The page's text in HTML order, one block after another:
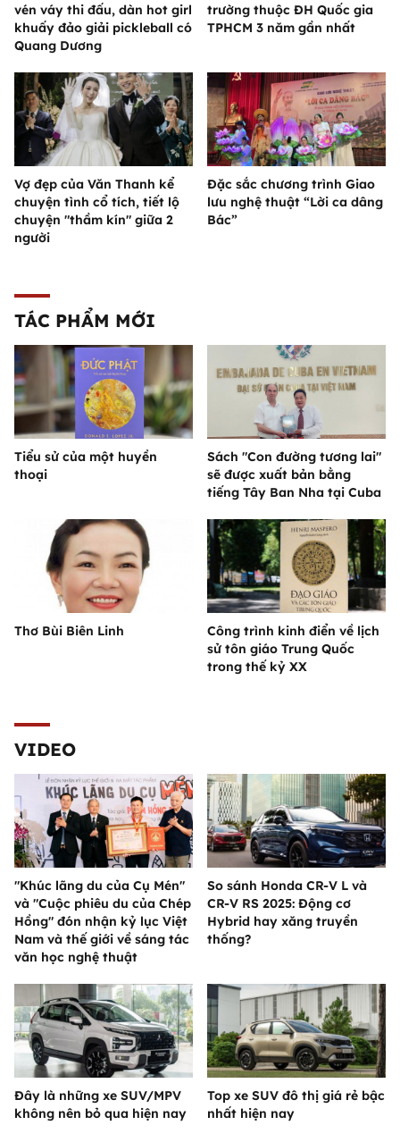
vén váy thi đấu, dàn hot girl
khuấy đảo giải pickleball có
Quang Dương
trường thuộc ĐH Quốc gia
TPHCM 3 năm gần nhất
Vợ đẹp của Văn Thanh kể
chuyện tình cổ tích, tiết lộ
chuyện "thầm kín" giữa 2
người
Đặc sắc chương trình Giao
lưu nghệ thuật “Lời ca dâng
Bác”
TÁC PHẨM MỚI
Tiểu sử của một huyền
thoại
Sách "Con đường tương lai"
sẽ được xuất bản bằng
tiếng Tây Ban Nha tại Cuba
Thơ Bùi Biên Linh
Công trình kinh điển về lịch
sử tôn giáo Trung Quốc
trong thế kỷ XX
VIDEO
"Khúc lãng du của Cụ Mén"
và "Cuộc phiêu du của Chép
Hồng" đón nhận kỷ lục Việt
Nam và thế giới về sáng tác
văn học nghệ thuật
So sánh Honda CR-V L và
CR-V RS 2025: Động cơ
Hybrid hay xăng truyền
thống?
Đây là những xe SUV/MPV
không nên bỏ qua hiện nay
Top xe SUV đô thị giá rẻ bậc
nhất hiện nay